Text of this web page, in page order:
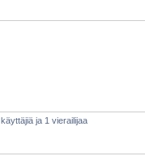
ja 1 vierailijaa